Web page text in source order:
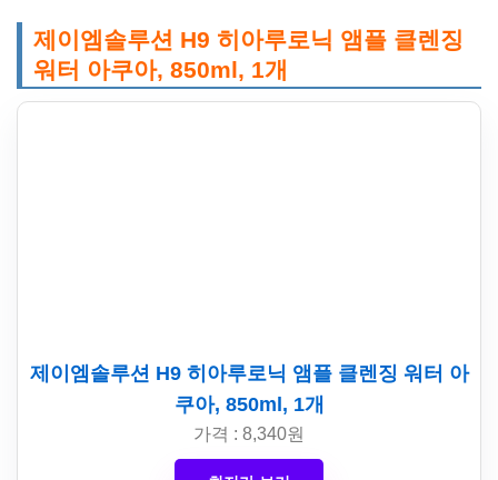
제이엠솔루션 H9 히아루로닉 앰플 클렌징
워터 아쿠아, 850ml, 1개
제이엠솔루션 H9 히아루로닉 앰플 클렌징 워터 아
쿠아, 850ml, 1개
가격 : 8,340원